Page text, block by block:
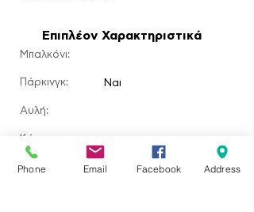
Επιπλέον Χαρακτηριστικά
Μπαλκόνι:
Πάρκινγκ: Ναι
Αυλή:
​Κήπος:
Πισίνα:
Phone Email Facebook Address